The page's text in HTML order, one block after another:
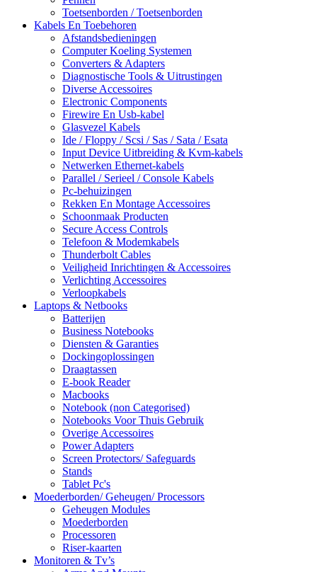
Toetsenborden / Toetsenborden
Kabels En Toebehoren
Afstandsbedieningen
Computer Koeling Systemen
Converters & Adapters
Diagnostische Tools & Uitrustingen
Diverse Accessoires
Electronic Components
Firewire En Usb-kabel
Glasvezel Kabels
Ide / Floppy / Scsi / Sas / Sata / Esata
Input Device Uitbreiding & Kvm-kabels
Netwerken Ethernet-kabels
Parallel / Serieel / Console Kabels
Pc-behuizingen
Rekken En Montage Accessoires
Schoonmaak Producten
Secure Access Controls
Telefoon & Modemkabels
Thunderbolt Cables
Veiligheid Inrichtingen & Accessoires
Verlichting Accessoires
Verloopkabels
Laptops & Netbooks
Batterijen
Business Notebooks
Diensten & Garanties
Dockingoplossingen
Draagtassen
E-book Reader
Macbooks
Notebook (non Categorised)
Notebooks Voor Thuis Gebruik
Overige Accessoires
Power Adapters
Screen Protectors/ Safeguards
Stands
Tablet Pc's
Moederborden/ Geheugen/ Processors
Geheugen Modules
Moederborden
Processoren
Riser-kaarten
Monitoren & Tv’s